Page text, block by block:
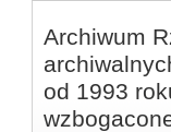
Archiwum
od 1993